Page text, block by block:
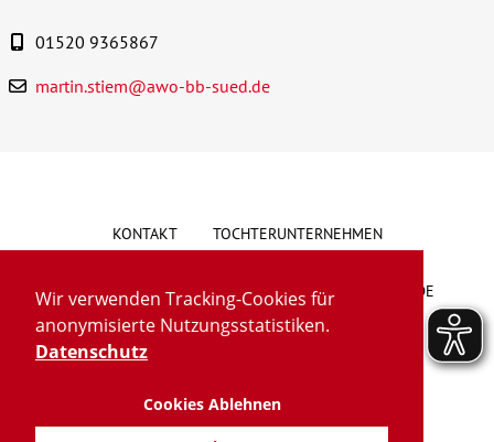
Wir verwenden Tracking-Cookies für
anonymisierte Nutzungsstatistiken.
Datenschutz
Cookies Ablehnen
Veranstaltungen
Ausbildung
Glossar
Suche
01520 9365867
martin.stiem@awo-bb-sued.de
KONTAKT TOCHTERUNTERNEHMEN
HINWEISGEBERSYSTEM VORSCHLAG/BESCHWERDE
LIEFERKETTENGESETZ
IMPRESSUM DATENSCHUTZ